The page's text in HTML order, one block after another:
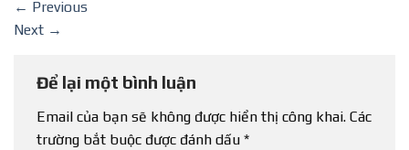
← Previous
Next →
Để lại một bình luận
Email của bạn sẽ không được hiển thị công khai. Các
trường bắt buộc được đánh dấu *